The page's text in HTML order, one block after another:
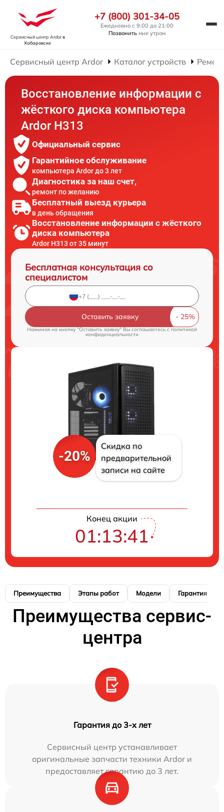
Сервисный центр Ardorв
Хабаровске
+7 (800) 301-34-05
Ежедневно с 9:00 до 21:00
Позвонить мне утром
Сервисный центр Ardor Каталог устройств
Восстановление информации с
жёсткого диска компьютера
Ardor H313
Официальный сервис
Гарантийное обслуживание
компьютера Ardor до 3 лет
Диагностика за наш счет,
ремонт по желанию
Бесплатный выезд курьера
в день обращения
Восстановление информации с жёсткого
диска компьютера
Ardor H313 от 35 минут
Бесплатная консультация со
специалистом
Оставить заявку
Нажимая на кнопку "Оставить заявку" Вы соглашаетесь cполитикой
конфиденциальности
-20%
Скидка по
предварительной
записи на сайте
Конец акции
01:13:40
Преимущества Этапы работ Модели Гарантия
Преимущества сервис-
центра
Гарантия до 3-х лет
Сервисный центр устанавливает
оригинальные запчасти техники Ardor и
предоставляет гарантию до 3 лет.